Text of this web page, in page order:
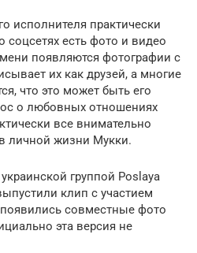
исполнителя практически
соцсетях есть фото и видео
появляются фотографии с
их как друзей, а многие
что это может быть его
о любовных отношениях
все внимательно
личной жизни Мукки.
группой Poslaya
клип с участием
совместные фото
эта версия не